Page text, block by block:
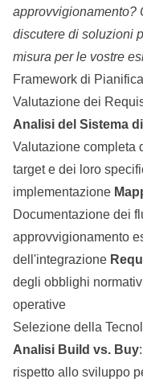
approvvigionamento?
discutere di soluzioni
misura per le vostre
Framework di
Valutazione dei
Analisi del Sistema
Valutazione completa
target e dei loro
implementazione
Documentazione dei
approvvigionamento
dell'integrazione
degli obblighi
operative
Selezione della
Analisi Build vs. Buy
rispetto allo sviluppo